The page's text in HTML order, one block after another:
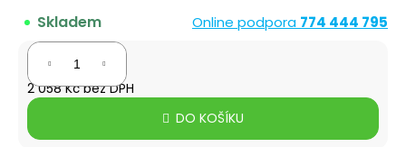
Skladem Online podpora 774 444 795
2 490 Kč
2 058 Kč bez DPH
Měrná
DO KOŠÍKU
D
o
p
o
u
č